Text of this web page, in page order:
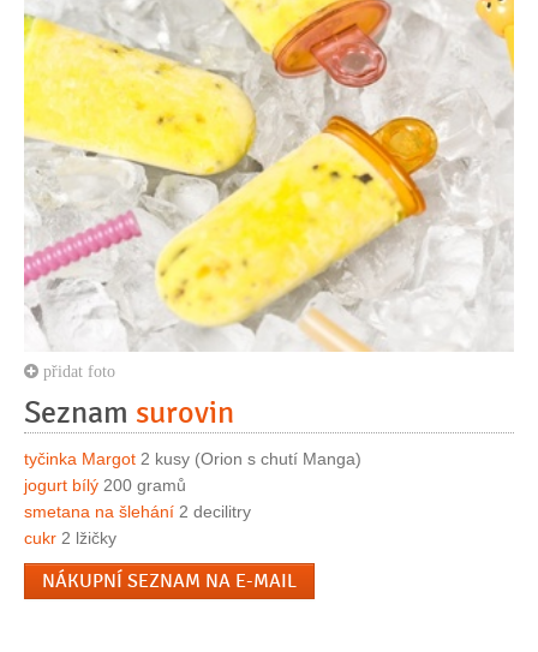
přidat foto
Seznam surovin
tyčinka Margot 2 kusy (Orion s chutí Manga)
jogurt bílý 200 gramů
smetana na šlehání 2 decilitry
cukr 2 lžičky
NÁKUPNÍ SEZNAM NA E-MAIL